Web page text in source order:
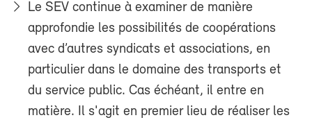
Le SEV continue à examiner de manière
approfondie les possibilités de coopérations
avec d’autres syndicats et associations, en
particulier dans le domaine des transports et
du service public. Cas échéant, il entre en
matière. Il s'agit en premier lieu de réaliser les